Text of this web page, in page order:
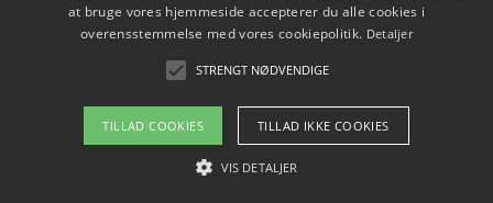
Copyright 2026 - Pilanto Aps
Om / kontakt
Blog Betingelser
at bruge vores hjemmeside accepterer du alle cookies i
overensstemmelse med vores cookiepolitik. Detaljer
STRENGT NØDVENDIGE
TILLAD COOKIES TILLAD IKKE COOKIES
VIS DETALJER